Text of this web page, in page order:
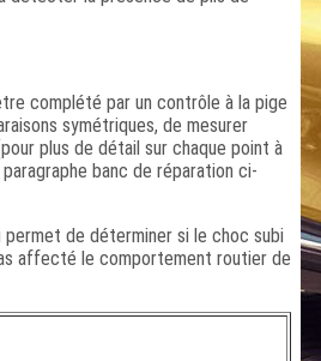
complété par un contrôle à la pige
symétriques, de mesurer
plus de détail sur chaque point à
banc de réparation ci-
de déterminer si le choc subi
affecté le comportement routier de